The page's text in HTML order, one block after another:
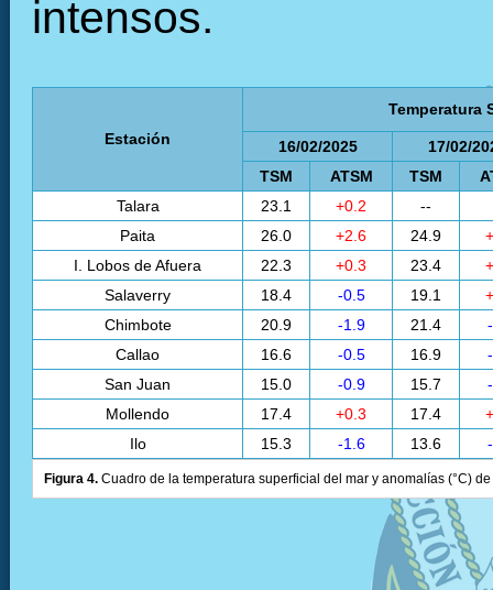
intensos.
Estación
Temperatura
16/02/2025
17/02/
TSM
ATSM TSM
Talara
23.1 +0.2
--
Paita
26.0 +2.6 24.9
I. Lobos de Afuera
22.3 +0.3 23.4
Salaverry
18.4 -0.5 19.1
Chimbote
20.9 -1.9 21.4
Callao
16.6 -0.5 16.9
San Juan
15.0 -0.9 15.7
Mollendo
17.4 +0.3 17.4
Ilo
15.3 -1.6 13.6
Figura 4. Cuadro de la temperatura superficial del mar y anomalías (°C)